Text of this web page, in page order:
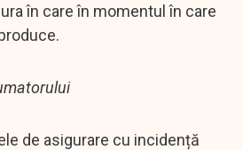
în care în momentul în care
de asigurare cu incidență